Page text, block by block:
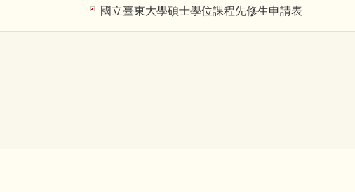
國立臺東大學碩士學位課程先修生申請表